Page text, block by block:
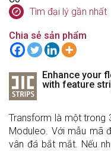
Tìm đại lý gần nhất
Chia sẻ sản phẩm
Enhance your
with feature
Transform là một trong
Moduleo. Với mẫu mã
vân đá bắt mắt. Nếu